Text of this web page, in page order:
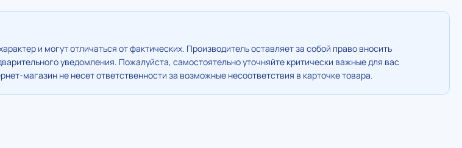
и могут отличаться от фактических. Производитель оставляет за собой право вносить
уведомления. Пожалуйста, самостоятельно уточняйте критически важные для вас
магазин не несет ответственности за возможные несоответствия в карточке товара.